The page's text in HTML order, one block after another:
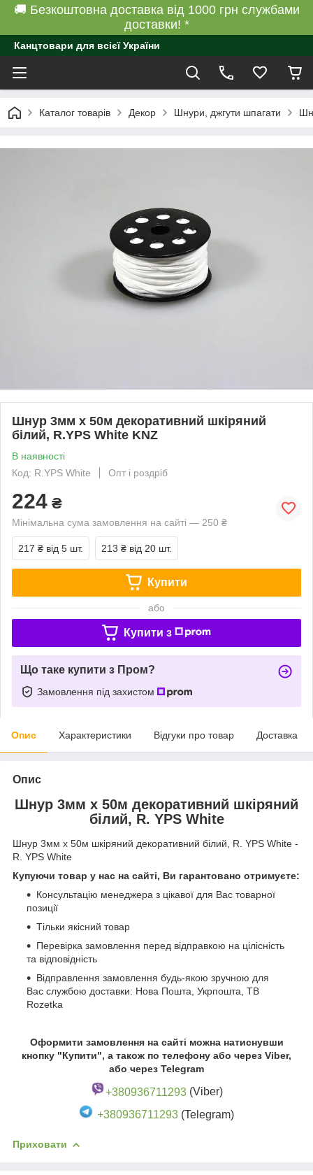
🚚 Безкоштовна доставка від 1000 грн службами
доставки! *
Канцтовари для всієї України
Каталог товарів Декор Шнури, джгути шпагати
Шнур 3мм х 50м декоративний шкіряний
білий, R.YPS White KNZ
В наявності
Код: R.YPS White
Опт і роздріб
224 ₴
Мінімальна сума замовлення на сайті — 250 ₴
217 ₴ від 5 шт. 213 ₴ від 20 шт.
Купити
або
Купити з
Що таке купити з Пром?
Замовлення під захистом
Опис Характеристики Відгуки про товар Доставка
Опис
Шнур 3мм х 50м декоративний шкіряний
білий, R. YPS White
Шнур 3мм х 50м шкіряний декоративний білий, R. YPS White -
R. YPS White
Купуючи товар у нас на сайті, Ви гарантовано отримуєте:
Консультацію менеджера з цікавої для Вас товарної
позиції
Тільки якісний товар
Перевірка замовлення перед відправкою на цілісність
та відповідність
Відправлення замовлення будь-якою зручною для
Вас службою доставки: Нова Пошта, Укрпошта, ТВ
Rozetka
Оформити замовлення на сайті можна натиснувши
кнопку "Купити", а також по телефону або через Viber,
або через Telegram
+380936711293(Viber)
+380936711293 (Telegram)
Приховати